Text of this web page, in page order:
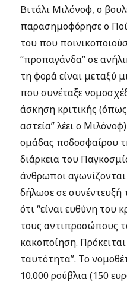
Βιτάλι Μιλόνοφ, ο
παρασημοφόρησε ο
του που
“προπαγάνδα” σε
τη φορά είναι μεταξύ
που συνέταξε
άσκηση κριτικής
αστεία” λέει ο
ομάδας ποδοσφαίρου
διάρκεια του
άνθρωποι
δήλωσε σε συνέντευξή
ότι “είναι ευθύνη του
τους αντιπροσώπους
κακοποίηση.
ταυτότητα”. Το
10.000 ρούβλια (150